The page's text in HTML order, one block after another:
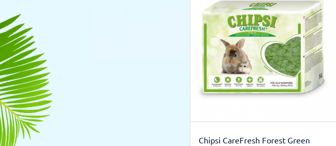
Chipsi CareFresh Forest Green